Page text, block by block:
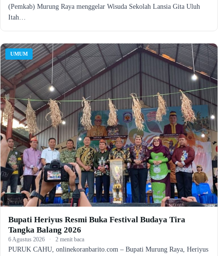
(Pemkab) Murung Raya menggelar Wisuda Sekolah Lansia Gita Uluh
Itah…
UMUM
Bupati Heriyus Resmi Buka Festival Budaya Tira
Tangka Balang 2026
6 Agustus 2026 · 2 menit baca
PURUK CAHU, onlinekoranbarito.com – Bupati Murung Raya, Heriyus